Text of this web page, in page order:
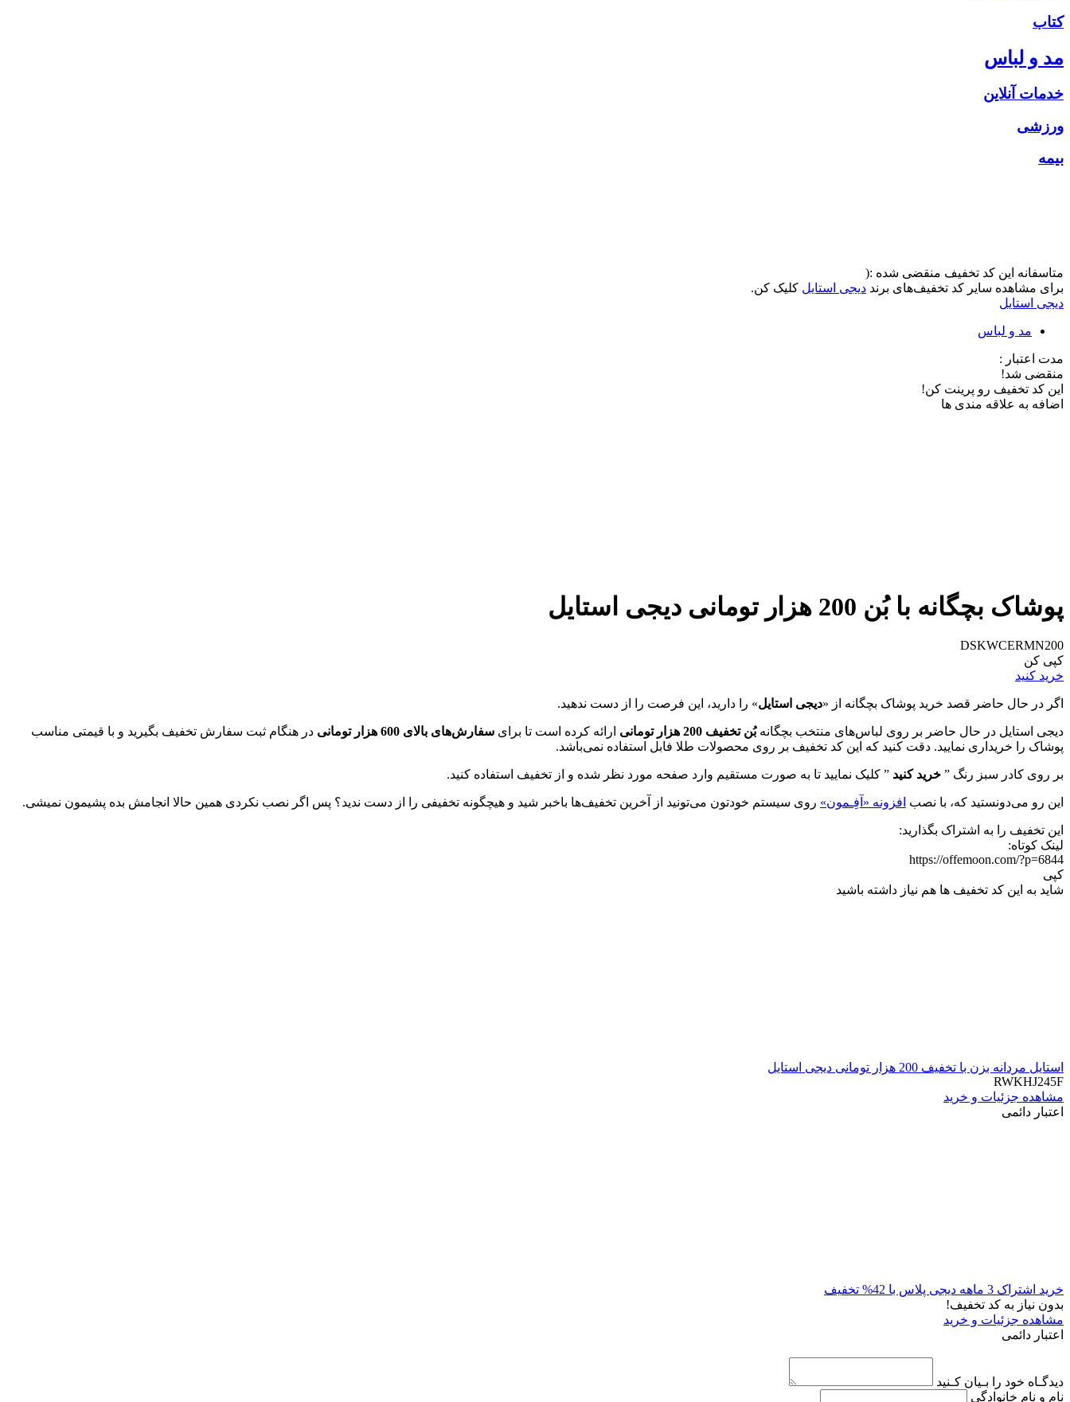
کتاب
مد و لباس
خدمات آنلاین
ورزشی
بیمه
متاسفانه این کد تخفیف منقضی شده :(
برای مشاهده سایر کد تخفیف‌های برند دیجی استایل کلیک کن.
دیجی استایل
مد و لباس
مدت اعتبار :
منقضی شد!
این کد تخفیف رو پرینت کن!
اضافه به علاقه مندی ها
پوشاک بچگانه با بُن 200 هزار تومانی دیجی استایل
DSKWCERMN200
کپی کن
خرید کنید
اگر در حال حاضر قصد خرید پوشاک بچگانه از «دیجی استایل» را دارید، این فرصت را از دست ندهید.
دیجی استایل در حال حاضر بر روی لباس‌های منتخب بچگانهبُن تخفیف 200 هزار تومانی ارائه کرده است تا برای سفارش‌های بالای 600 هزار تومانی
در هنگام ثبت سفارش تخفیف بگیرید و با قیمتی مناسب
پوشاک را خریداری نمایید. دقت کنید که این کد تخفیف بر روی محصولات طلا فابل استفاده نمی‌باشد.
بر روی کادر سبز رنگ ” خرید کنید ” کلیک نمایید تا به صورت مستقیم وارد صفحه مورد نظر شده و از تخفیف استفاده کنید.
این رو می‌دونستید که، با نصب افزونه «آفِـمون» روی سیستم خودتون می‌تونید از آخرین تخفیف‌ها باخبر شید و هیچگونه تخفیفی را از دست ندید؟ پس اگر نصب نکردی همین حالا انجامش بده پشیمون نمیشی.
این تخفیف را به اشتراک بگذارید:
لینک کوتاه:
https://offemoon.com/?p=6844
کپی
شاید به این کد تخفیف ها هم نیاز داشته باشید
استایل مردانه بزن با تخفیف 200 هزار تومانی دیجی استایل
RWKHJ245F
مشاهده جزئیات و خرید
اعتبار دائمی
خرید اشتراک 3 ماهه دیجی پلاس با 42% تخفیف
بدون نیاز به کد تخفیف!
مشاهده جزئیات و خرید
اعتبار دائمی
دیدگـاه خود را بـیان کـنید
نام و نام خانوادگی